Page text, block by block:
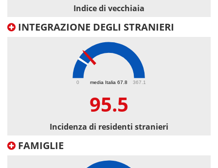
Indice di vecchiaia
INTEGRAZIONE DEGLI STRANIERI
media Italia 67.8
0 367.1
95.5
Incidenza di residenti stranieri
FAMIGLIE